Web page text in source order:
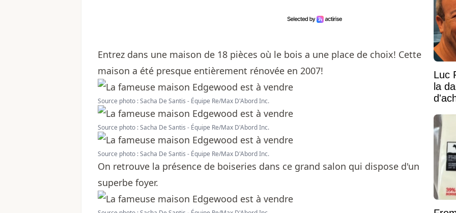
Entrez dans une maison de 18 pièces où le bois a une place de choix! Cette
maison a été presque entièrement rénovée en 2007!
Source photo : Sacha De Santis - Équipe Re/Max D'Abord Inc.
Source photo : Sacha De Santis - Équipe Re/Max D'Abord Inc.
Source photo : Sacha De Santis - Équipe Re/Max D'Abord Inc.
On retrouve la présence de boiseries dans ce grand salon qui dispose d'un
superbe foyer.
Luc
la